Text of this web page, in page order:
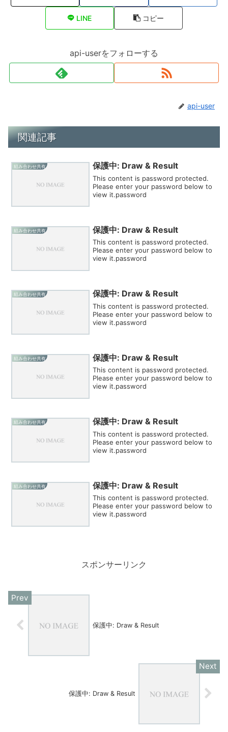
LINE コピー
api-userをフォローする
api-user
関連記事
組み合わせ共有 保護中: Draw & Result
This content is password protected.
Please enter your password below to
view it.password
組み合わせ共有 保護中: Draw & Result
This content is password protected.
Please enter your password below to
view it.password
組み合わせ共有 保護中: Draw & Result
This content is password protected.
Please enter your password below to
view it.password
組み合わせ共有 保護中: Draw & Result
This content is password protected.
Please enter your password below to
view it.password
組み合わせ共有 保護中: Draw & Result
This content is password protected.
Please enter your password below to
view it.password
組み合わせ共有 保護中: Draw & Result
This content is password protected.
Please enter your password below to
view it.password
スポンサーリンク
保護中: Draw & Result
保護中: Draw & Result